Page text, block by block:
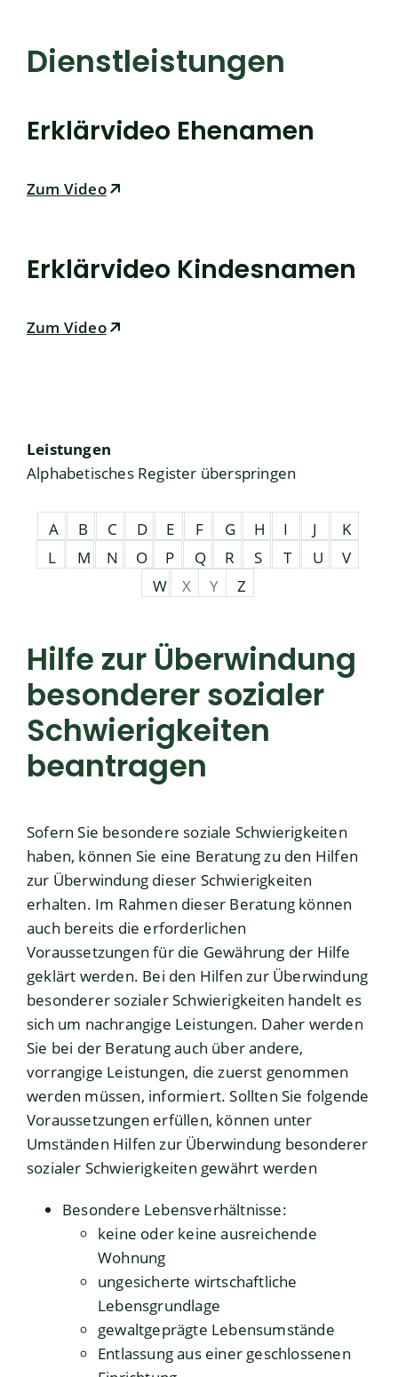
Dienstleistungen
Erklärvideo Ehenamen
Zum Video
Erklärvideo Kindesnamen
Zum Video
Leistungen
Alphabetisches Register überspringen
A B C D E F G H I J
K
L
M N O P Q R S T U
V
W
X Y Z
Hilfe zur Überwindung
besonderer sozialer
Schwierigkeiten
beantragen
Sofern Sie besondere soziale Schwierigkeiten
haben, können Sie eine Beratung zu den Hilfen
zur Überwindung dieser Schwierigkeiten
erhalten. Im Rahmen dieser Beratung können
auch bereits die erforderlichen
Voraussetzungen für die Gewährung der Hilfe
geklärt werden. Bei den Hilfen zur Überwindung
besonderer sozialer Schwierigkeiten handelt es
sich um nachrangige Leistungen. Daher werden
Sie bei der Beratung auch über andere,
vorrangige Leistungen, die zuerst genommen
werden müssen, informiert. Sollten Sie folgende
Voraussetzungen erfüllen, können unter
Umständen Hilfen zur Überwindung besonderer
sozialer Schwierigkeiten gewährt werden
Besondere Lebensverhältnisse:
keine oder keine ausreichende
Wohnung
ungesicherte wirtschaftliche
Lebensgrundlage
gewaltgeprägte Lebensumstände
Entlassung aus einer geschlossenen